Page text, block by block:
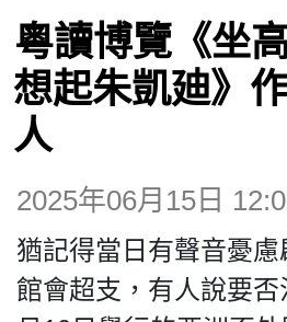
觀點
博客
視頻
粵讀博覽《坐
想起朱凱廸》
人
2025年06月15日
猶記得當日有聲音憂
館會超支，有人說要